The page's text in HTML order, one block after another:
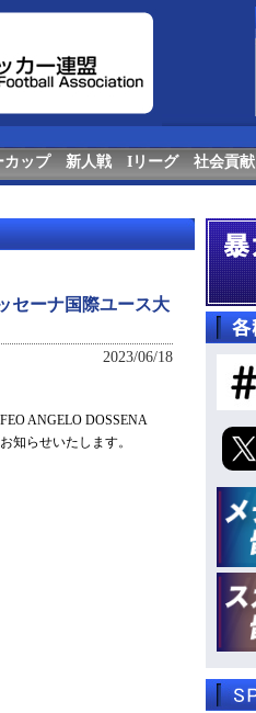
カップ 新人戦 Iリーグ 社会貢献
セーナ国際ユース大
2023/06/18
ANGELO DOSSENA
知らせいたします。